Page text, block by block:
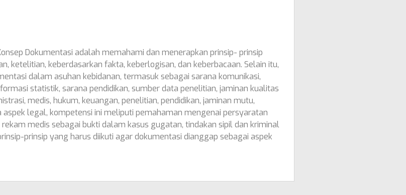
Dokumentasi adalah memahami dan menerapkan prinsip- prinsip
ketelitian, keberdasarkan fakta, keberlogisan, dan keberbacaan. Selain itu,
dalam asuhan kebidanan, termasuk sebagai sarana komunikasi,
statistik, sarana pendidikan, sumber data penelitian, jaminan kualitas
medis, hukum, keuangan, penelitian, pendidikan, jaminan mutu,
aspek legal, kompetensi ini meliputi pemahaman mengenai persyaratan
medis sebagai bukti dalam kasus gugatan, tindakan sipil dan kriminal
prinsip yang harus diikuti agar dokumentasi dianggap sebagai aspek